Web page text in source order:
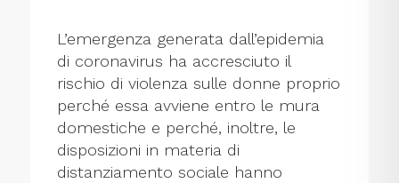
L’emergenza generata dall’epidemia
di coronavirus ha accresciuto il
rischio di violenza sulle donne proprio
perché essa avviene entro le mura
domestiche e perché, inoltre, le
disposizioni in materia di
distanziamento sociale hanno